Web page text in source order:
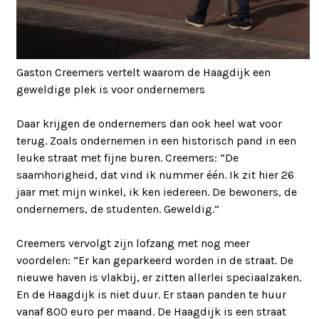
Gaston Creemers vertelt waarom de Haagdijk een
geweldige plek is voor ondernemers
Daar krijgen de ondernemers dan ook heel wat voor
terug. Zoals ondernemen in een historisch pand in een
leuke straat met fijne buren. Creemers: “De
saamhorigheid, dat vind ik nummer één. Ik zit hier 26
jaar met mijn winkel, ik ken iedereen. De bewoners, de
ondernemers, de studenten. Geweldig.”
Creemers vervolgt zijn lofzang met nog meer
voordelen: “Er kan geparkeerd worden in de straat. De
nieuwe haven is vlakbij, er zitten allerlei speciaalzaken.
En de Haagdijk is niet duur. Er staan panden te huur
vanaf 800 euro per maand. De Haagdijk is een straat